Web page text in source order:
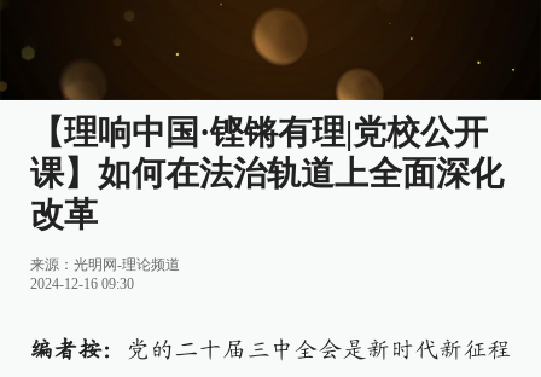
【理响中国·铿锵有理|党校公开
课】如何在法治轨道上全面深化
改革
来源： 光明网-理论频道
2024-12-16 09:30
编者按：
党的二十届三中全会是新时代新征程